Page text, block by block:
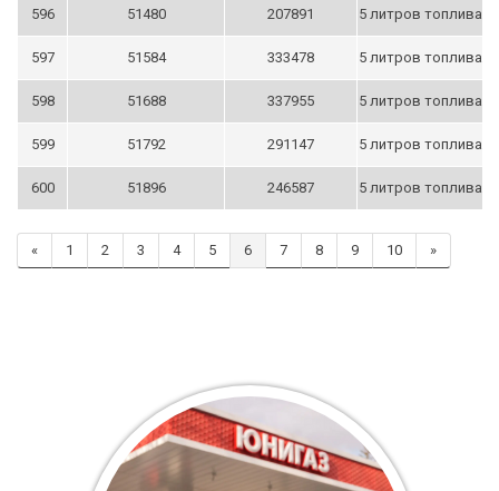
596 51480 207891 5 литров топлива
597 51584 333478 5 литров топлива
598 51688 337955 5 литров топлива
599 51792 291147 5 литров топлива
600 51896 246587 5 литров топлива
« 1 2 3 4 5 6 7 8 9 10 »